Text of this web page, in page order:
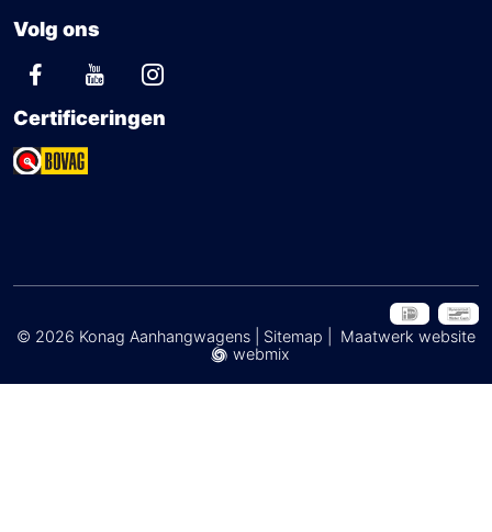
Volg ons
Certificeringen
© 2026 Konag Aanhangwagens | Sitemap
Maatwerk website
webmix